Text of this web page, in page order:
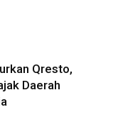
Qresto,
Daerah